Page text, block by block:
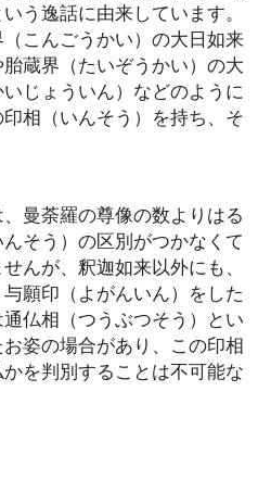
う逸話に由来しています。
こんごうかい）の大日如来
蔵界（たいぞうかい）の大
じょういん）などのように
相（いんそう）を持ち、そ
曼荼羅の尊像の数よりはる
そう）の区別がつかなくて
んが、釈迦如来以外にも、
願印（よがんいん）をした
仏相（つうぶつそう）とい
姿の場合があり、この印相
かを判別することは不可能な